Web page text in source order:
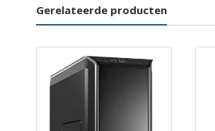
Gerelateerde producten